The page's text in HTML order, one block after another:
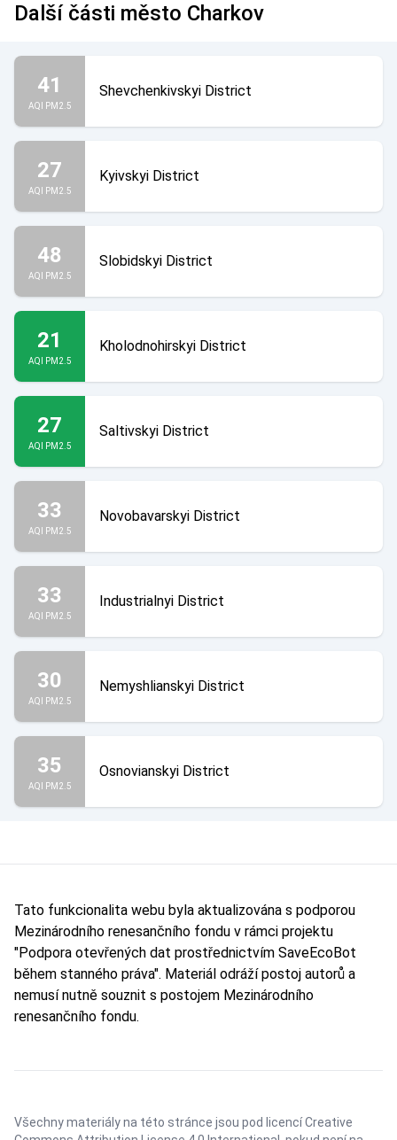
Další části město Charkov
41
AQI PM2.5
Shevchenkivskyi District
27
AQI PM2.5
Kyivskyi District
48
AQI PM2.5
Slobidskyi District
21
AQI PM2.5
Kholodnohirskyi District
27
AQI PM2.5
Saltivskyi District
33
AQI PM2.5
Novobavarskyi District
33
AQI PM2.5
Industrialnyi District
30
AQI PM2.5
Nemyshlianskyi District
35
AQI PM2.5
Osnovianskyi District
Tato funkcionalita webu byla aktualizována s podporou
Mezinárodního renesančního fondu v rámci projektu
"Podpora otevřených dat prostřednictvím SaveEcoBot
během stanného práva". Materiál odráží postoj autorů a
nemusí nutně souznit s postojem Mezinárodního
renesančního fondu.
Všechny materiály na této stránce jsou pod licencíCreative